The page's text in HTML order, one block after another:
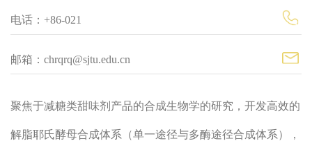
电话：+86-021
邮箱：chrqrq@sjtu.edu.cn
聚焦于减糖类甜味剂产品的合成生物学的研究，开发高效的
解脂耶氏酵母合成体系（单一途径与多酶途径合成体系），